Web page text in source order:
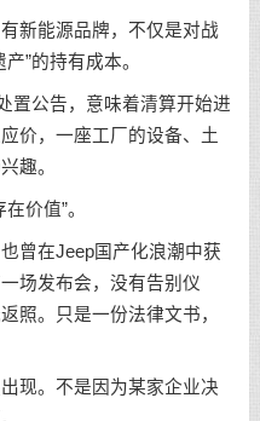
新能源品牌，不仅是对战
”的持有成本。
置公告，意味着清算开始进
价，一座工厂的设备、土
趣。
价值”。
曾在Jeep国产化浪潮中获
场发布会，没有告别仪
照。只是一份法律文书，
现。不是因为某家企业决